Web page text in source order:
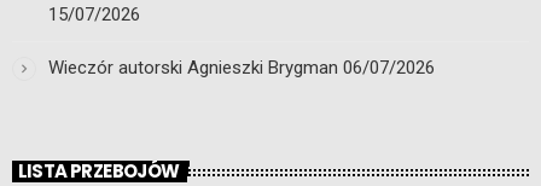
15/07/2026
Wieczór autorski Agnieszki Brygman 06/07/2026
LISTA PRZEBOJÓW